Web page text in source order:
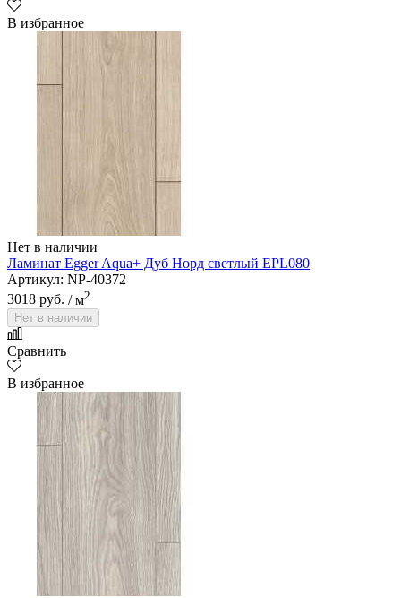
В избранное
Нет в наличии
Ламинат Egger Aqua+ Дуб Норд светлый EPL080
Артикул: NP-40372
3018 руб. / м2
Нет в наличии
Сравнить
В избранное